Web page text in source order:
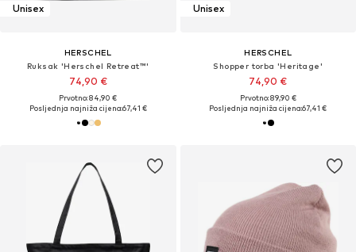
Unisex
HERSCHEL
Ruksak 'Herschel Retreat™'
74,90 €
Prvotno: 84,90 €
Posljednja najniža cijena:67,41 €
Unisex
HERSCHEL
Shopper torba 'Heritage'
74,90 €
Prvotno: 89,90 €
Posljednja najniža cijena:67,41 €